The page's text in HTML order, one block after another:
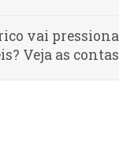
vai
Veja as